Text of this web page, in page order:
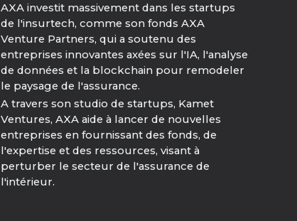
AXA investit massivement dans les startups
de l'insurtech, comme son fonds AXA
Venture Partners, qui a soutenu des
entreprises innovantes axées sur l'IA, l'analyse
de données et la blockchain pour remodeler
le paysage de l'assurance.
A travers son studio de startups, Kamet
Ventures, AXA aide à lancer de nouvelles
entreprises en fournissant des fonds, de
l'expertise et des ressources, visant à
perturber le secteur de l'assurance de
l'intérieur.